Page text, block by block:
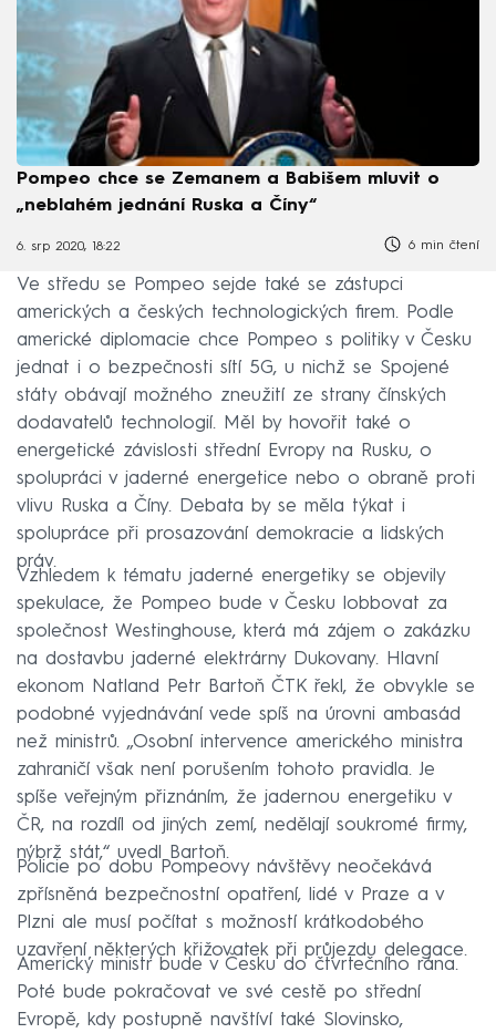
Pompeo chce se Zemanem a Babišem mluvit o
„neblahém jednání Ruska a Číny“
6. srp 2020, 18:22 6 min čtení
Ve středu se Pompeo sejde také se zástupci
amerických a českých technologických firem. Podle
americké diplomacie chce Pompeo s politiky v Česku
jednat i o bezpečnosti sítí 5G, u nichž se Spojené
státy obávají možného zneužití ze strany čínských
dodavatelů technologií. Měl by hovořit také o
energetické závislosti střední Evropy na Rusku, o
spolupráci v jaderné energetice nebo o obraně proti
vlivu Ruska a Číny. Debata by se měla týkat i
spolupráce při prosazování demokracie a lidských
práv.
Vzhledem k tématu jaderné energetiky se objevily
spekulace, že Pompeo bude v Česku lobbovat za
společnost Westinghouse, která má zájem o zakázku
na dostavbu jaderné elektrárny Dukovany. Hlavní
ekonom Natland Petr Bartoň ČTK řekl, že obvykle se
podobné vyjednávání vede spíš na úrovni ambasád
než ministrů. „Osobní intervence amerického ministra
zahraničí však není porušením tohoto pravidla. Je
spíše veřejným přiznáním, že jadernou energetiku v
ČR, na rozdíl od jiných zemí, nedělají soukromé firmy,
nýbrž stát,“ uvedl Bartoň.
Policie po dobu Pompeovy návštěvy neočekává
zpřísněná bezpečnostní opatření, lidé v Praze a v
Plzni ale musí počítat s možností krátkodobého
uzavření některých křižovatek při průjezdu delegace.
Americký ministr bude v Česku do čtvrtečního rána.
Poté bude pokračovat ve své cestě po střední
Evropě, kdy postupně navštíví také Slovinsko,